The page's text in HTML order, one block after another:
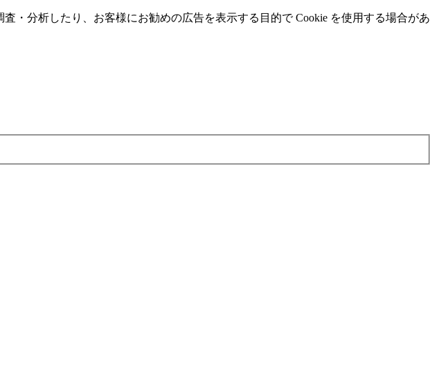
・分析したり、お客様にお勧めの広告を表⽰する⽬的で Cookie を使⽤する場合があ